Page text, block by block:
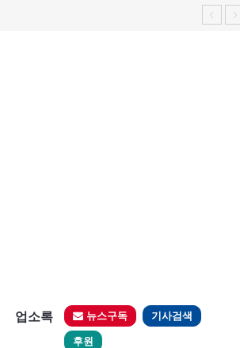
업소록 뉴스구독 기사검색
후원